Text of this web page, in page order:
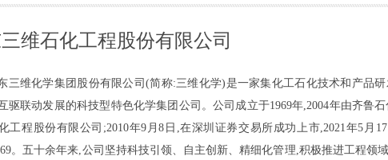
维石化工程股份有限公司
三维化学集团股份有限公司(简称:三维化学)是一家集化工石化技术和产品
驱联动发展的科技型特色化学集团公司。公司成立于1969年,2004年由齐鲁
工程股份有限公司;2010年9月8日,在深圳证券交易所成功上市,2021年5
。五十余年来,公司坚持科技引领、自主创新、精细化管理,积极推进工程领